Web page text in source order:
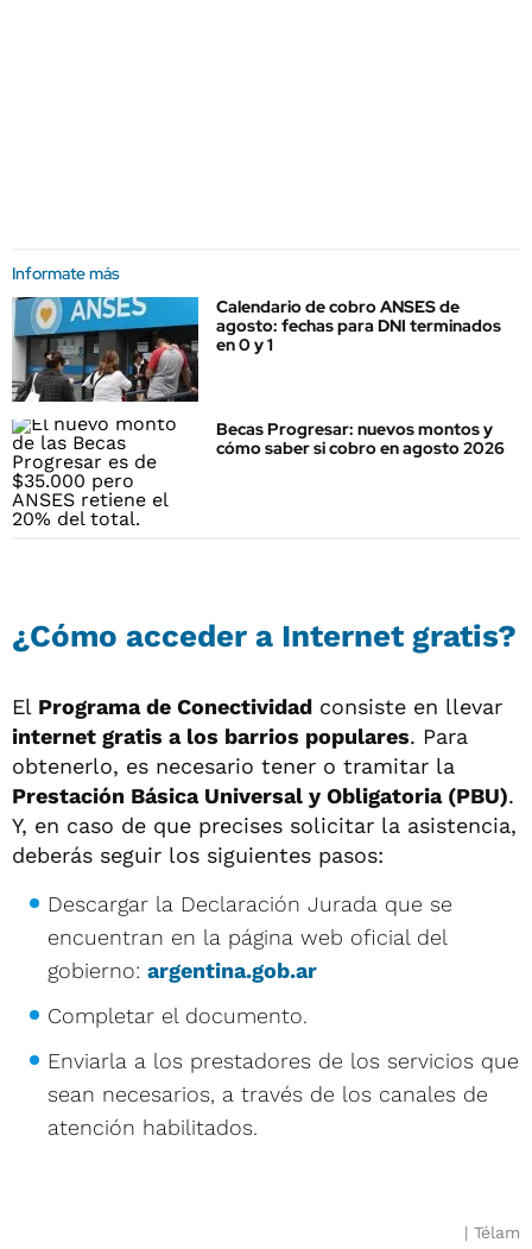
Informate más
Calendario de cobro ANSES de
agosto: fechas para DNI terminados
en 0 y 1
Becas Progresar: nuevos montos y
cómo saber si cobro en agosto 2026
¿Cómo acceder a Internet gratis?
El Programa de Conectividad consiste en llevar
internet gratis a los barrios populares. Para
obtenerlo, es necesario tener o tramitar la
Prestación Básica Universal y Obligatoria (PBU).
Y, en caso de que precises solicitar la asistencia,
deberás seguir los siguientes pasos:
Descargar la Declaración Jurada que se
encuentran en la página web oficial del
gobierno: argentina.gob.ar
Completar el documento.
Enviarla a los prestadores de los servicios que
sean necesarios, a través de los canales de
atención habilitados.
Télam